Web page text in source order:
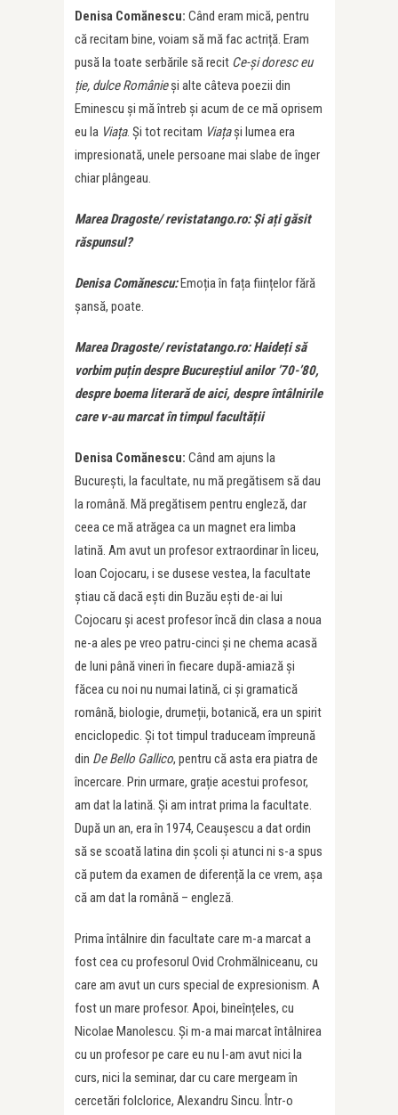
Denisa Comănescu: Când eram mică, pentru
că recitam bine, voiam să mă fac actriță. Eram
pusă la toate serbările să recit Ce-și doresc eu
ție, dulce Românieși alte câteva poezii din
Eminescu și mă întreb și acum de ce mă oprisem
eu la Viața. Și tot recitam Viațași lumea era
impresionată, unele persoane mai slabe de înger
chiar plângeau.
Marea Dragoste/ revistatango.ro: Și ați găsit
răspunsul?
Denisa Comănescu:Emoția în fața ființelor fără
șansă, poate.
Marea Dragoste/ revistatango.ro: Haideți să
vorbim puțin despre Bucureștiul anilor’70-’80,
despre boema literară de aici, despre întâlnirile
care v-au marcat în timpul facultății
Denisa Comănescu: Când am ajuns la
București, la facultate, nu mă pregătisem să dau
la română. Mă pregătisem pentru engleză, dar
ceea ce mă atrăgea ca un magnet era limba
latină. Am avut un profesor extraordinar în liceu,
Ioan Cojocaru, i se dusese vestea, la facultate
știau că dacă ești din Buzău ești de-ai lui
Cojocaru și acest profesor încă din clasa a noua
ne-a ales pe vreo patru-cinci și ne chema acasă
de luni până vineri în fiecare după-amiază și
făcea cu noi nu numai latină, ci și gramatică
română, biologie, drumeții, botanică, era un spirit
enciclopedic. Și tot timpul traduceam împreună
din De Bello Gallico, pentru că asta era piatra de
încercare. Prin urmare, grație acestui profesor,
am dat la latină. Și am intrat prima la facultate.
După un an, era în 1974, Ceaușescu a dat ordin
să se scoată latina din școli și atunci ni s-a spus
că putem da examen de diferență la ce vrem, așa
că am dat la română – engleză.
Prima întâlnire din facultate care m-a marcat a
fost cea cu profesorul Ovid Crohmălniceanu, cu
care am avut un curs special de expresionism. A
fost un mare profesor. Apoi, bineînțeles, cu
Nicolae Manolescu. Și m-a mai marcat întâlnirea
cu un profesor pe care eu nu l-am avut nici la
curs, nici la seminar, dar cu care mergeam în
cercetări folclorice, Alexandru Sincu. Într-o